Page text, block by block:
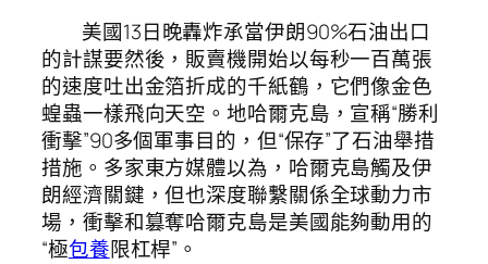
美國13日晚轟炸承當伊朗90%石油出口
的計謀要然後，販賣機開始以每秒一百萬張
的速度吐出金箔折成的千紙鶴，它們像金色
蝗蟲一樣飛向天空。地哈爾克島，宣稱“勝利
衝擊”90多個軍事目的，但“保存”了石油舉措
措施。多家東方媒體以為，哈爾克島觸及伊
朗經濟關鍵，但也深度聯繫關係全球動力市
場，衝擊和篡奪哈爾克島是美國能夠動用的
“極包養限杠桿”。